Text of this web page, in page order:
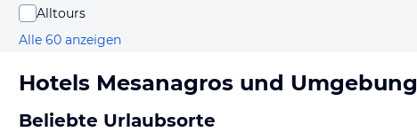
Alltours
Alle 60 anzeigen
Hotels Mesanagros und Umgebung
Beliebte Urlaubsorte